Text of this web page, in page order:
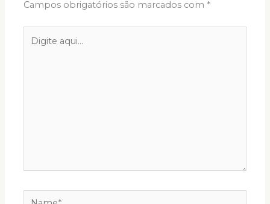
Campos obrigatórios são marcados com *
Name*